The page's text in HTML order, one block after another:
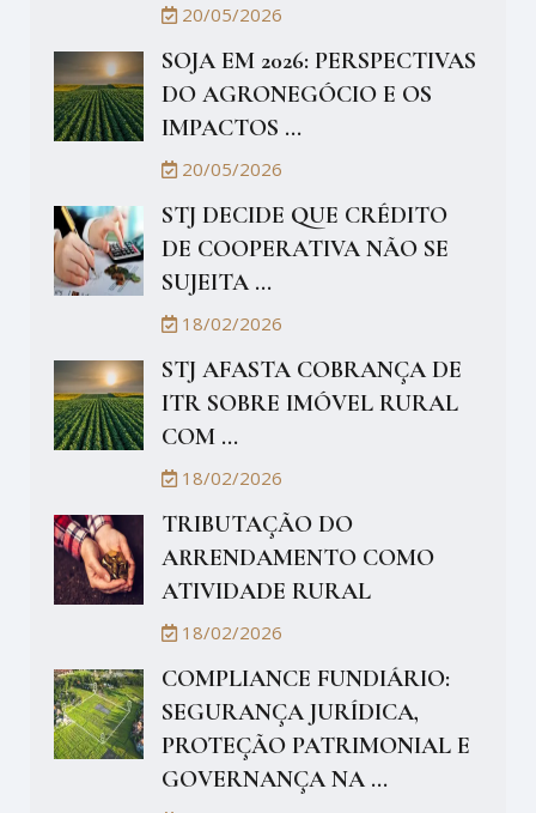
20/05/2026
SOJA EM 2026: PERSPECTIVAS
DO AGRONEGÓCIO E OS
IMPACTOS ...
20/05/2026
STJ DECIDE QUE CRÉDITO
DE COOPERATIVA NÃO SE
SUJEITA ...
18/02/2026
STJ AFASTA COBRANÇA DE
ITR SOBRE IMÓVEL RURAL
COM ...
18/02/2026
TRIBUTAÇÃO DO
ARRENDAMENTO COMO
ATIVIDADE RURAL
18/02/2026
COMPLIANCE FUNDIÁRIO:
SEGURANÇA JURÍDICA,
PROTEÇÃO PATRIMONIAL E
GOVERNANÇA NA ...